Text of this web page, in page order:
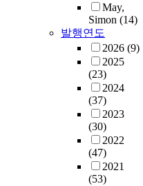
May,
Simon (14)
발행연도
2026 (9)
2025
(23)
2024
(37)
2023
(30)
2022
(47)
2021
(53)